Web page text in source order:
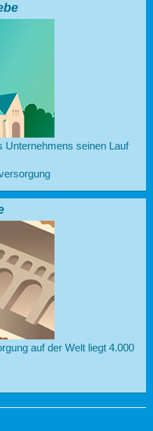
Unternehmens seinen Lauf
auf der Welt liegt 4.000